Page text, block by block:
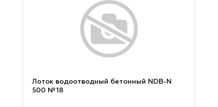
Лоток водоотводный бетонный NDB-N
500 №18